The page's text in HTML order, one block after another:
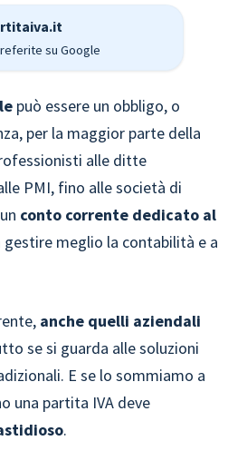
su Google
può essere un obbligo, o
per la maggior parte della
alle ditte
PMI, fino alle società di
conto corrente dedicato al
gestire meglio la contabilità e a
anche quelli aziendali
se si guarda alle soluzioni
E se lo sommiamo a
una partita IVA deve
.